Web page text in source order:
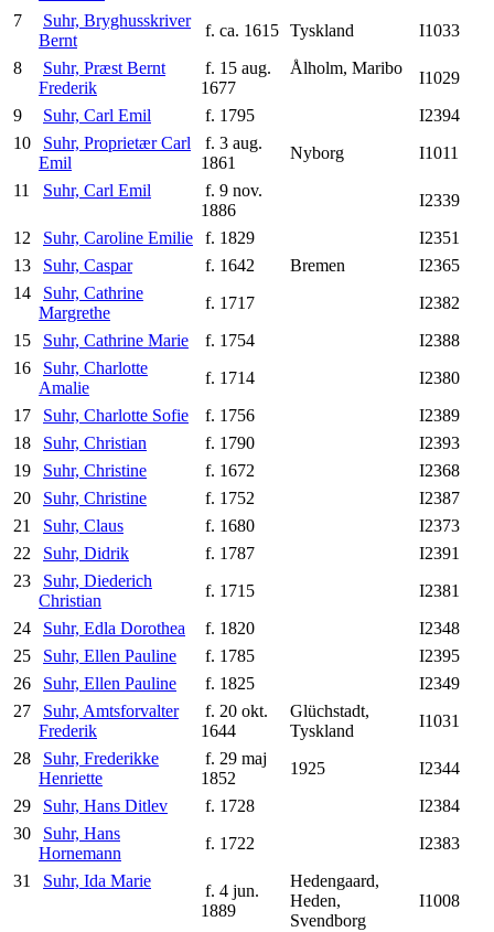
7
Suhr, Bryghusskriver
Bernt
f. ca. 1615 Tyskland
I1033
8
Suhr, Præst Bernt
Frederik
f. 15 aug.
1677
Ålholm, Maribo
I1029
9
Suhr, Carl Emil f. 1795
I2394
10
Suhr, Proprietær Carl
Emil
f. 3 aug.
1861
Nyborg
I1011
11
Suhr, Carl Emil
f. 9 nov.
1886
I2339
12
Suhr, Caroline Emilie f. 1829
I2351
13
Suhr, Caspar f. 1642 Bremen
I2365
14
Suhr, Cathrine
Margrethe
f. 1717
I2382
15
Suhr, Cathrine Marie f. 1754
I2388
16
Suhr, Charlotte
Amalie
f. 1714
I2380
17
Suhr, Charlotte Sofie f. 1756
I2389
18
Suhr, Christian f. 1790
I2393
19
Suhr, Christine f. 1672
I2368
20
Suhr, Christine f. 1752
I2387
21
Suhr, Claus f. 1680
I2373
22
Suhr, Didrik f. 1787
I2391
23
Suhr, Diederich
Christian
f. 1715
I2381
24
Suhr, Edla Dorothea f. 1820
I2348
25
Suhr, Ellen Pauline f. 1785
I2395
26
Suhr, Ellen Pauline f. 1825
I2349
27
Suhr, Amtsforvalter
Frederik
f. 20 okt.
1644
Glüchstadt,
Tyskland
I1031
28
Suhr, Frederikke
Henriette
f. 29 maj
1852
1925
I2344
29
Suhr, Hans Ditlev f. 1728
I2384
30
Suhr, Hans
Hornemann
f. 1722
I2383
31
Suhr, Ida Marie
f. 4 jun.
1889
Hedengaard,
Heden,
Svendborg
I1008